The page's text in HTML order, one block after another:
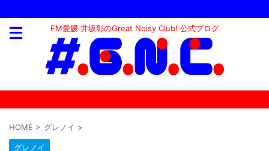
FM愛媛 井坂彰のGreat Noisy Club! 公式ブログ
HOME > グレノイ >
グレノイ